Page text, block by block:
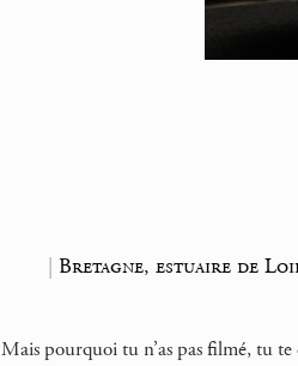
|Bretagne, estuaire de
Mais pourquoi tu n’as pas filmé, tu